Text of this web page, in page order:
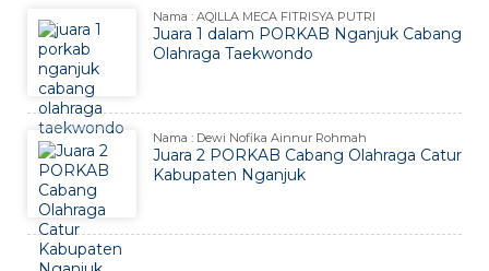
Nama : AQILLA MECA FITRISYA PUTRI
Juara 1 dalam PORKAB Nganjuk Cabang
Olahraga Taekwondo
Nama : Dewi Nofika Ainnur Rohmah
Juara 2 PORKAB Cabang Olahraga Catur
Kabupaten Nganjuk